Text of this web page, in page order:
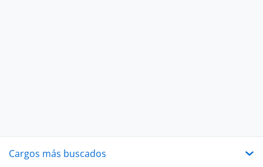
Cargos más buscados